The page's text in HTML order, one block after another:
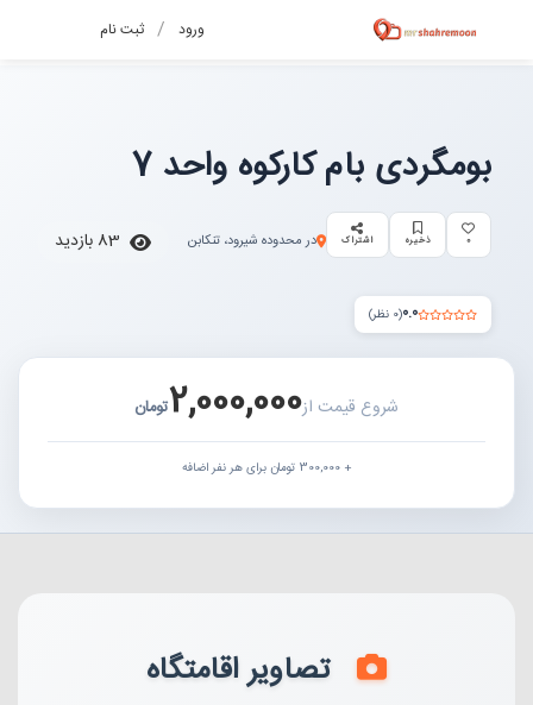
ورود / ثبت نام
بومگردی بام کارکوه واحد 7
0 ذخیره اشتراک در محدوده شیرود، تنکابن 83 بازدید
0.0(0 نظر)
شروع قیمت از2,000,000تومان
+ 300,000 تومان برای هر نفر اضافه
تصاویر اقامتگاه